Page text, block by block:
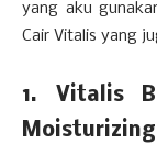
yang aku
Cair Vitalis yang
1. Vitalis
Moisturizing